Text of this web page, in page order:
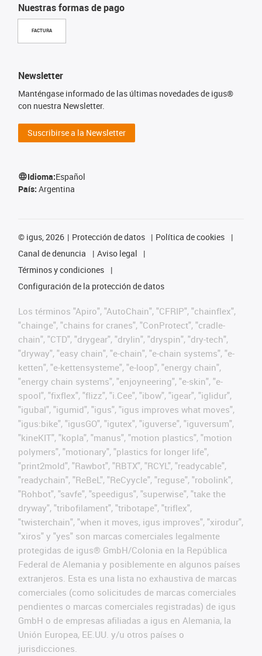
Nuestras formas de pago
FACTURA
Newsletter
Manténgase informado de las últimas novedades de igus®
con nuestra Newsletter.
Suscribirse a la Newsletter
Idioma:Español
País: Argentina
© igus, 2026 Protección de datos
Política de cookies
Canal de denuncia
Aviso legal
Términos y condiciones
Configuración de la protección de datos
Los términos "Apiro", "AutoChain", "CFRIP", "chainflex",
"chainge", "chains for cranes", "ConProtect", "cradle-
chain", "CTD", "drygear", "drylin", "dryspin", "dry-tech",
"dryway", "easy chain", "e-chain", "e-chain systems", "e-
ketten", "e-kettensysteme", "e-loop", "energy chain",
"energy chain systems", "enjoyneering", "e-skin", "e-
spool", "fixflex", "flizz", "i.Cee", "ibow", "igear", "iglidur",
"igubal", "igumid", "igus", "igus improves what moves",
"igus:bike", "igusGO", "igutex", "iguverse", "iguversum",
"kineKIT", "kopla", "manus", "motion plastics", "motion
polymers", "motionary", "plastics for longer life",
"print2mold", "Rawbot", "RBTX", "RCYL", "readycable",
"readychain", "ReBeL", "ReCyycle", "reguse", "robolink",
"Rohbot", "savfe", "speedigus", "superwise", "take the
dryway", "tribofilament", "tribotape", "triflex",
"twisterchain", "when it moves, igus improves", "xirodur",
"xiros" y "yes" son marcas comerciales legalmente
protegidas de igus® GmbH/Colonia en la República
Federal de Alemania y posiblemente en algunos países
extranjeros. Esta es una lista no exhaustiva de marcas
comerciales (como solicitudes de marcas comerciales
pendientes o marcas comerciales registradas) de igus
GmbH o de empresas afiliadas a igus en Alemania, la
Unión Europea, EE.UU. y/u otros países o
jurisdicciones.